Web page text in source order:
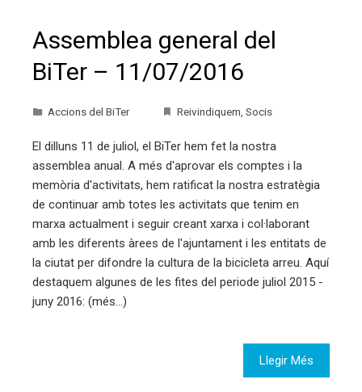
Assemblea general del
BiTer – 11/07/2016
Accions del BiTer Reivindiquem Socis
El dilluns 11 de juliol, el BiTer hem fet la nostra
assemblea anual. A més d'aprovar els comptes i la
memòria d'activitats, hem ratificat la nostra estratègia
de continuar amb totes les activitats que tenim en
marxa actualment i seguir creant xarxa i col·laborant
amb les diferents àrees de l'ajuntament i les entitats de
la ciutat per difondre la cultura de la bicicleta arreu. Aquí
destaquem algunes de les fites del periode juliol 2015 -
juny 2016: (més…)
Llegir Més